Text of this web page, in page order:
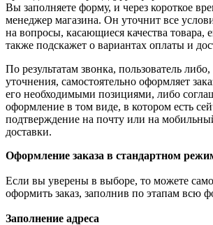
Вы заполняете форму, и через короткое
менеджер магазина. Он уточнит все
на вопросы, касающиеся качества товара,
также подскажет о вариантах оплаты и
По результатам звонка, пользователь
уточнения, самостоятельно оформляет
его необходимыми позициями, либо
оформление в том виде, в котором есть
подтверждение на почту или на
доставки.
Оформление заказа в стандартном
Если вы уверены в выборе, то можете
оформить заказ, заполнив по этапам всю
Заполнение адреса